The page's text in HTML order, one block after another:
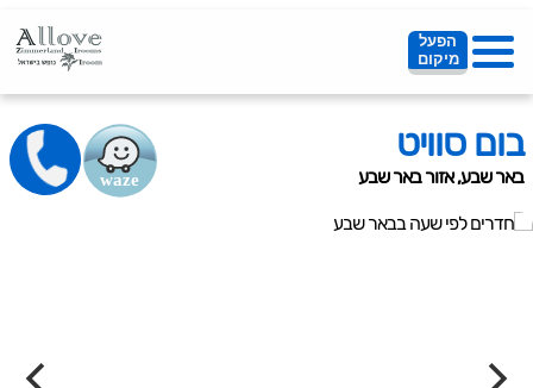
הפעל
מיקום
בום סוויט
באר שבע, אזור באר שבע